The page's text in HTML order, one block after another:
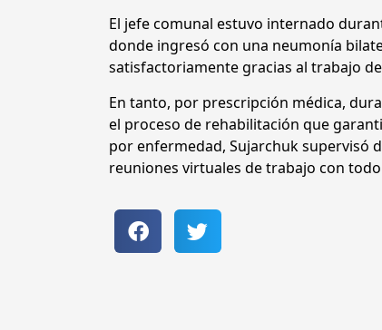
El jefe comunal estuvo internado
donde ingresó con una neumonía
satisfactoriamente gracias al trabajo
En tanto, por prescripción médica,
el proceso de rehabilitación que
por enfermedad, Sujarchuk supervisó
reuniones virtuales de trabajo con